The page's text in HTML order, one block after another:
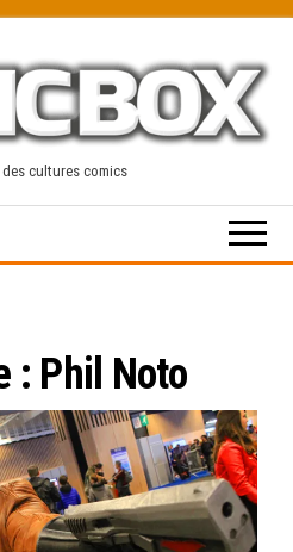
des cultures comics
: Phil Noto